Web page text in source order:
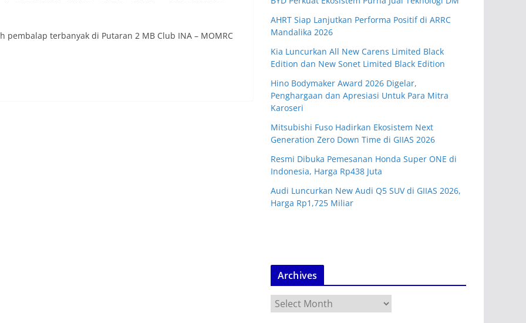
terbanyak di Putaran 2 MB Club INA – MOMRC
AHRT Siap Lanjutkan Performa Positif di ARRC
Mandalika 2026
Kia Luncurkan All New Carens Limited Black
Edition dan New Sonet Limited Black Edition
Hino Bodymaker Award 2026 Digelar,
Penghargaan dan Apresiasi Untuk Para Mitra
Karoseri
Mitsubishi Fuso Hadirkan Ekosistem Next
Generation Zero Down Time di GIIAS 2026
Resmi Dibuka Pemesanan Honda Super ONE di
Indonesia, Harga Rp438 Juta
Audi Luncurkan New Audi Q5 SUV di GIIAS 2026,
Harga Rp1,725 Miliar
Archives
r